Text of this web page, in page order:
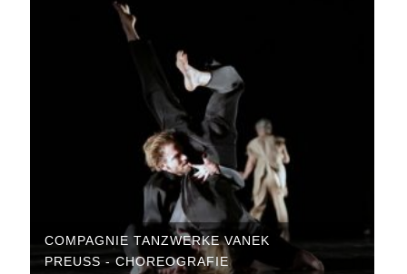
COMPAGNIE TANZWERKE VANEK
PREUSS - CHOREOGRAFIE "